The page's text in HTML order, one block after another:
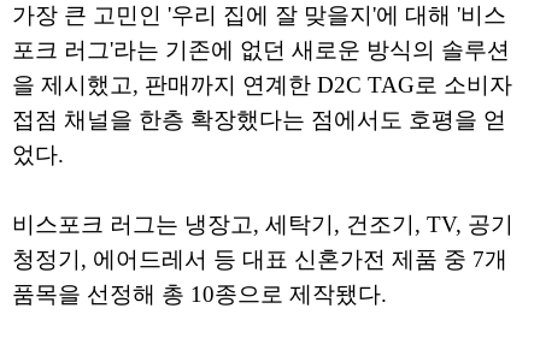
가장 큰 고민인 '우리 집에 잘 맞을지'에 대해 '비스
포크 러그'라는 기존에 없던 새로운 방식의 솔루션
을 제시했고, 판매까지 연계한 D2C TAG로 소비자
접점 채널을 한층 확장했다는 점에서도 호평을 얻
었다.
비스포크 러그는 냉장고, 세탁기, 건조기, TV, 공기
청정기, 에어드레서 등 대표 신혼가전 제품 중 7개
품목을 선정해 총 10종으로 제작됐다.